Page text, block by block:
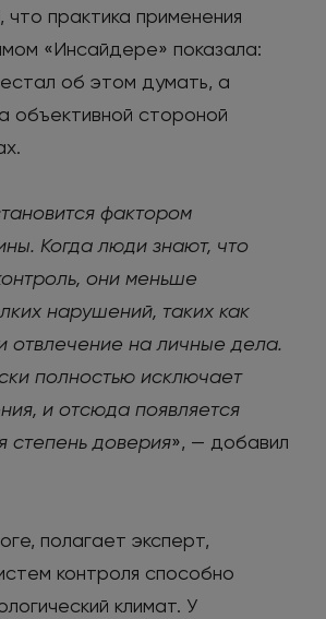
что практика применения
«Инсайдере» показала:
об этом думать, а
объективной стороной
фактором
Когда люди знают, что
они меньше
нарушений, таких как
отвлечение на личные дела.
полностью исключает
и отсюда появляется
степень доверия», — добавил
полагает эксперт,
контроля способно
климат. У